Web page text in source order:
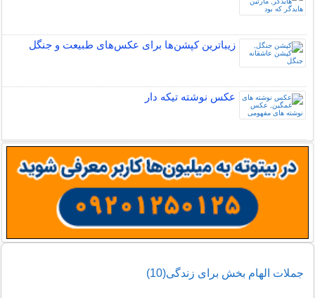
زیباترین کپشن‌ها برای عکس‌های طبیعت و جنگل
عکس نوشته تیکه دار
جملات الهام بخش برای زندگی(10)